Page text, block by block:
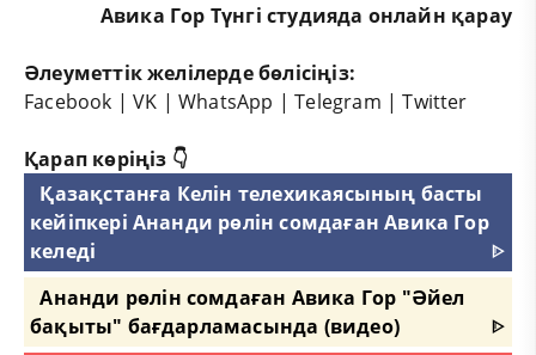
Авика Гор Түнгі студияда онлайн қарау
Әлеуметтік желілерде бөлісіңіз:
Facebook |VK |WhatsApp |Telegram |Twitter
Қарап көріңіз 👇
Қазақстанға Келін телехикаясының басты
кейіпкері Ананди рөлін сомдаған Авика Гор
келеді
ᐈ
Ананди рөлін сомдаған Авика Гор "Әйел
бақыты" бағдарламасында (видео)
ᐈ